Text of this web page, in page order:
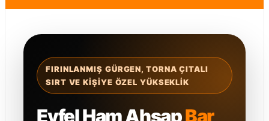
FIRINLANMIŞ GÜRGEN, TORNA ÇITALI
SIRT VE KIŞIYE ÖZEL YÜKSEKLIK
Eyfel Ham AhşapBar